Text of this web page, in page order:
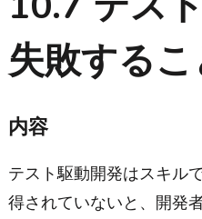
失敗する
内容
テスト駆動開発はスキル
得されていないと、開発